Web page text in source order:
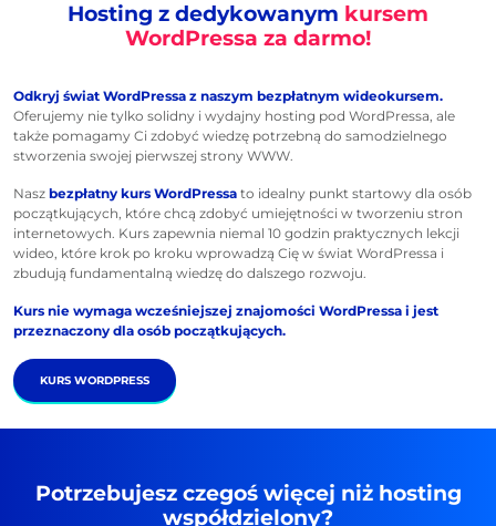
Hosting z dedykowanym kursem
WordPressa za darmo!
Odkryj świat WordPressa z naszym bezpłatnym wideokursem.
Oferujemy nie tylko solidny i wydajny hosting pod WordPressa, ale
także pomagamy Ci zdobyć wiedzę potrzebną do samodzielnego
stworzenia swojej pierwszej strony WWW.
Nasz bezpłatny kurs WordPressa to idealny punkt startowy dla osób
początkujących, które chcą zdobyć umiejętności w tworzeniu stron
internetowych. Kurs zapewnia niemal 10 godzin praktycznych lekcji
wideo, które krok po kroku wprowadzą Cię w świat WordPressa i
zbudują fundamentalną wiedzę do dalszego rozwoju.
Kurs nie wymaga wcześniejszej znajomości WordPressa i jest
przeznaczony dla osób początkujących.
KURS WORDPRESS
Potrzebujesz czegoś więcej niż hosting
współdzielony?